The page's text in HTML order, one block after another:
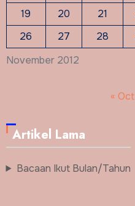
November 2012
19
20 21
26
27 28
« Oct
Artikel Lama
Bacaan Ikut Bulan/Tahun